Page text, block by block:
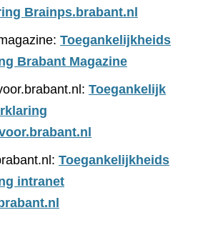
Brainps.brabant.nl
Toegankelijkheids
Brabant Magazine
Toegankelijk
Toegankelijkheids
intranet